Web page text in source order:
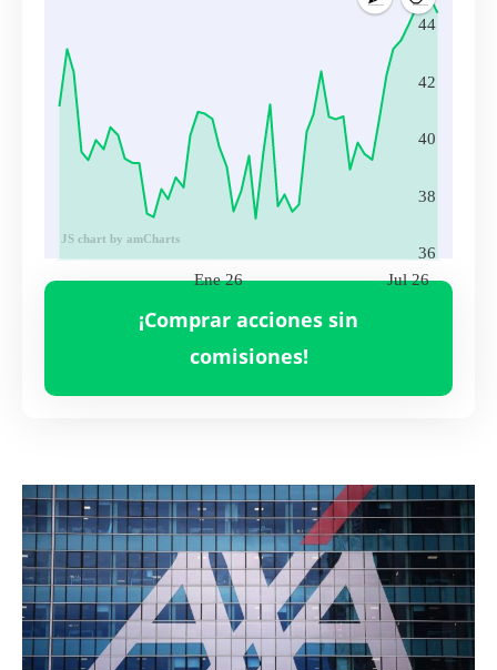
Ene 26 Jul 26
36
38
40
42
44
JS chart by amCharts
¡Comprar acciones sin
comisiones!